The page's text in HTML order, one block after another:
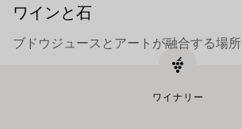
ワインと石
ブドウジュースとアートが融合する場所
ワイナリー